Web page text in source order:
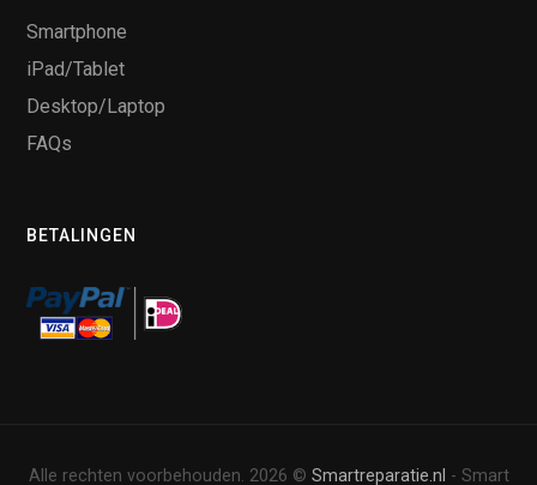
Smartphone
iPad/Tablet
Desktop/Laptop
FAQs
BETALINGEN
Alle rechten voorbehouden. 2026 © Smartreparatie.nl - Smart